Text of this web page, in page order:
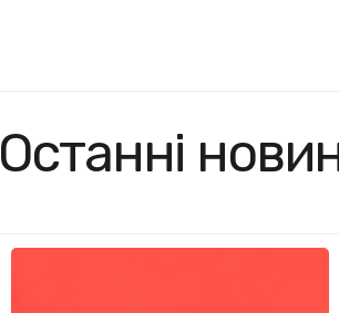
Останні